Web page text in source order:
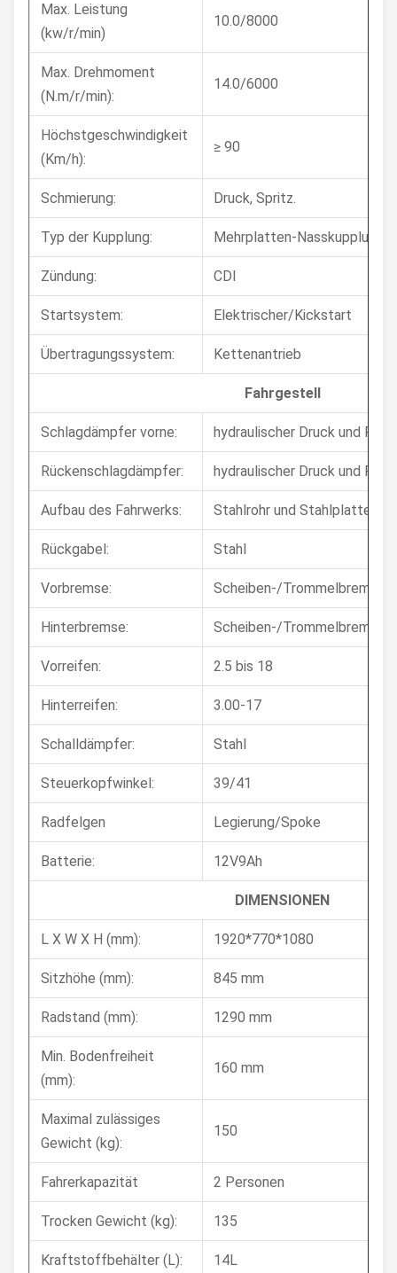
Max. Leistung
(kw/r/min)
10.0/8000
Max. Drehmoment
(N.m/r/min):
14.0/6000
Höchstgeschwindigkeit
(Km/h):
≥ 90
Schmierung: Druck, Spritz.
Typ der Kupplung: Mehrplatten-Nasskupplung
Zündung: CDI
Startsystem: Elektrischer/Kickstart
Übertragungssystem: Kettenantrieb
Fahrgestell
Schlagdämpfer vorne: hydraulischer Druck und
Rückenschlagdämpfer: hydraulischer Druck und
Aufbau des Fahrwerks: Stahlrohr und
Rückgabel: Stahl
Vorbremse: Scheiben-/Trommelbremse
Hinterbremse: Scheiben-/Trommelbremse
Vorreifen: 2.5 bis 18
Hinterreifen: 3.00-17
Schalldämpfer: Stahl
Steuerkopfwinkel: 39/41
Radfelgen Legierung/Spoke
Batterie: 12V9Ah
DIMENSIONEN
L X W X H (mm): 1920*770*1080
Sitzhöhe (mm): 845 mm
Radstand (mm): 1290 mm
Min. Bodenfreiheit
(mm):
160 mm
Maximal zulässiges
Gewicht (kg):
150
Fahrerkapazität 2 Personen
Trocken Gewicht (kg): 135
Kraftstoffbehälter (L): 14L